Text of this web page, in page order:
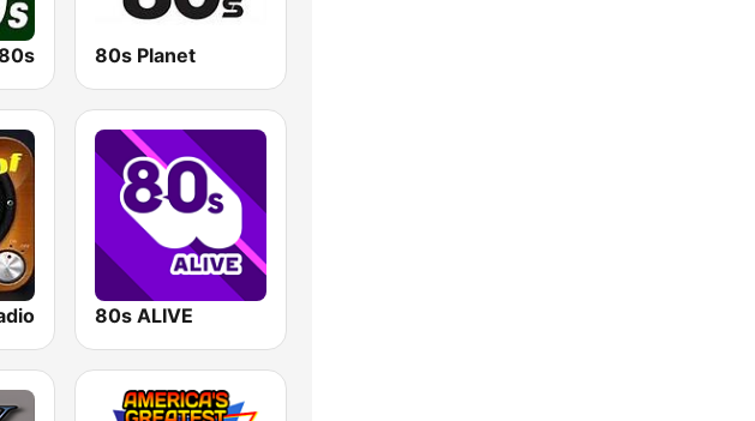
80s Planet
80s ALIVE